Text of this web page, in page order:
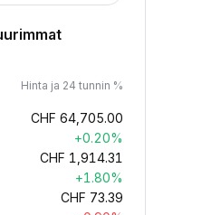
Hinta ja 24 tunnin %
CHF 64,705.00
+0.20%
CHF 1,914.31
+1.80%
CHF 73.39